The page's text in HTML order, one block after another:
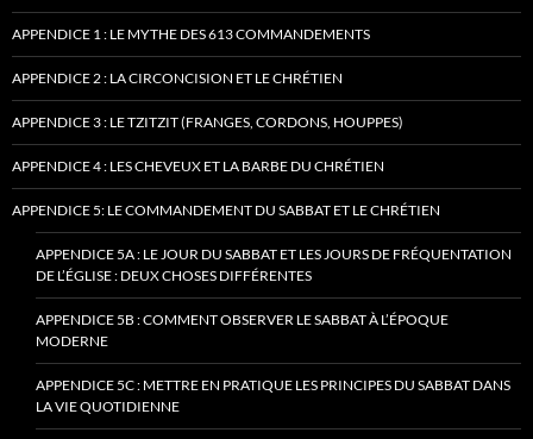
APPENDICE 1 : LE MYTHE DES 613 COMMANDEMENTS
APPENDICE 2 : LA CIRCONCISION ET LE CHRÉTIEN
APPENDICE 3 : LE TZITZIT (FRANGES, CORDONS, HOUPPES)
APPENDICE 4 : LES CHEVEUX ET LA BARBE DU CHRÉTIEN
APPENDICE 5: LE COMMANDEMENT DU SABBAT ET LE CHRÉTIEN
APPENDICE 5A : LE JOUR DU SABBAT ET LES JOURS DE FRÉQUENTATION
DE L’ÉGLISE : DEUX CHOSES DIFFÉRENTES
APPENDICE 5B : COMMENT OBSERVER LE SABBAT À L’ÉPOQUE
MODERNE
APPENDICE 5C : METTRE EN PRATIQUE LES PRINCIPES DU SABBAT DANS
LA VIE QUOTIDIENNE